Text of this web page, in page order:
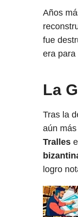
Años
fue
era para
La
Tras la
aún
Tralles e
logro